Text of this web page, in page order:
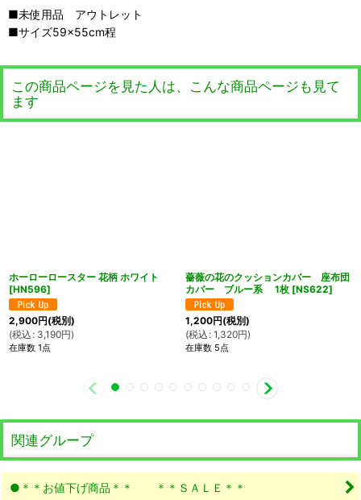
■未使用品 アウトレット
■サイズ59×55cm程
この商品ページを見た人は、こんな商品ページも見て
ます
ホーローロースター 花柄 ホワイト
[HN596]
2,900円(税別)
(税込 : 3,190円)
在庫数 1点
薔薇の花のクッションカバー 座布団
カバー ブルー系 1枚 [NS622]
1,200円(税別)
(税込 : 1,320円)
在庫数 5点
関連グループ
●＊＊お値下げ商品＊＊ ＊＊ＳＡＬＥ＊＊